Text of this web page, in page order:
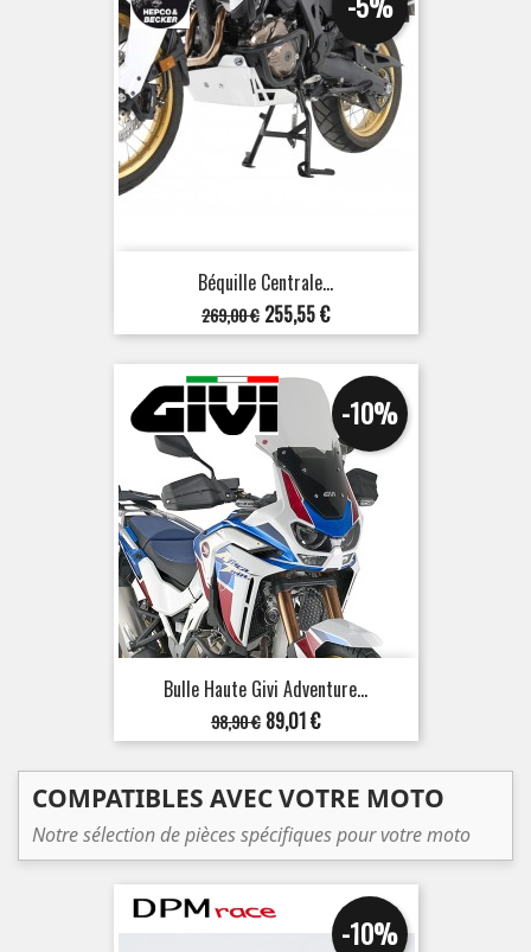
Béquille Centrale...
Prix
de
base
269,00 € Prix
255,55 €
Bulle Haute Givi Adventure...
Prix
de
base
98,90 €
-10%
Prix
89,01 €
COMPATIBLES AVEC VOTRE MOTO
Notre sélection de pièces spécifiques pour votre moto
-10%